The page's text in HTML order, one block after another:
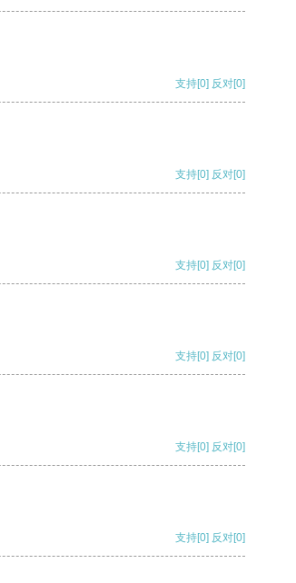
支持[0] 反对[0]
支持[0] 反对[0]
支持[0] 反对[0]
支持[0] 反对[0]
支持[0] 反对[0]
支持[0] 反对[0]